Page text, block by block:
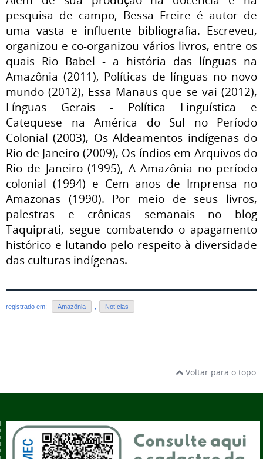
pesquisa de campo, Bessa Freire é autor de
uma vasta e influente bibliografia. Escreveu,
organizou e co-organizou vários livros, entre os
quais Rio Babel - a história das línguas na
Amazônia (2011), Políticas de línguas no novo
mundo (2012), Essa Manaus que se vai (2012),
Línguas Gerais - Política Linguística e
Catequese na América do Sul no Período
Colonial (2003), Os Aldeamentos indígenas do
Rio de Janeiro (2009), Os índios em Arquivos do
Rio de Janeiro (1995), A Amazônia no período
colonial (1994) e Cem anos de Imprensa no
Amazonas (1990). Por meio de seus livros,
palestras e crônicas semanais no blog
Taquiprati, segue combatendo o apagamento
histórico e lutando pelo respeito à diversidade
das culturas indígenas.
registrado em: Amazônia Notícias
Voltar para o topo